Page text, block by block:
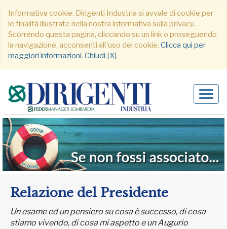
Informativa cookie: Dirigenti Industria si avvale di cookie per
le finalità illustrate nella nostra informativa sulla privacy.
Scorrendo questa pagina, cliccando su un link o proseguendo
la navigazione, acconsenti all´uso dei cookie. Clicca qui per
maggiori informazioni. Chiudi [X]
Relazione del Presidente
Un esame ed un pensiero su cosa è successo, di cosa
stiamo vivendo, di cosa mi aspetto e un Augurio